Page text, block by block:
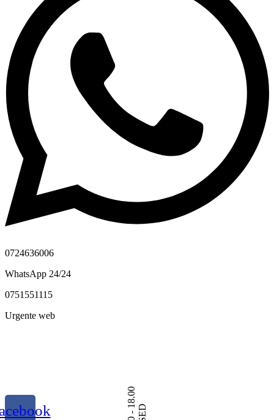
0724636006
WhatsApp 24/24
0751551115
Urgente web